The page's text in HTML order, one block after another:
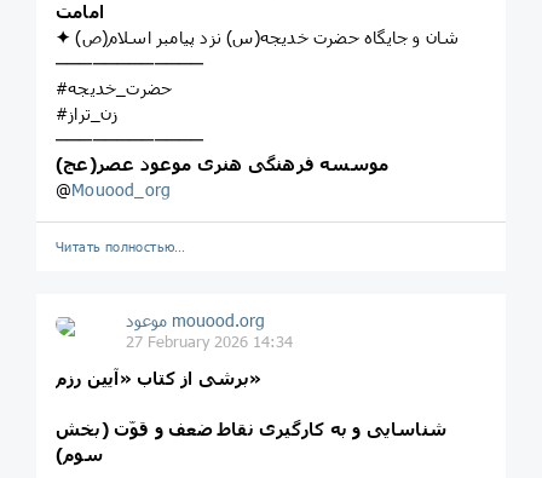
امامت
✦ شان و جایگاه حضرت خدیجه(س) نزد پیامبر اسلام(ص)
────────────
#حضرت_خدیجه
#زن_تراز
────────────
موسسه فرهنگی هنری موعود عصر(عج)
@Mouood_org
Читать полностью…
موعود mouood.org
27 February 2026 14:34
برشی از کتاب «آیین رزم»
شناسايی و به كارگيری نقاط ضعف و قوّت (بخش
سوم)